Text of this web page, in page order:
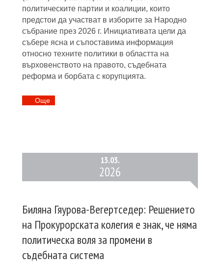
политическите партии и коалиции, които
предстои да участват в изборите за Народно
събрание през 2026 г. Инициативата цели да
събере ясна и съпоставима информация
относно техните политики в областта на
върховенството на правото, съдебната
реформа и борбата с корупцията.
Oще
13.03.
2026
Биляна Гяурова-Вегертседер: Решението
на Прокурорската колегия е знак, че няма
политическа воля за промени в
съдебната система